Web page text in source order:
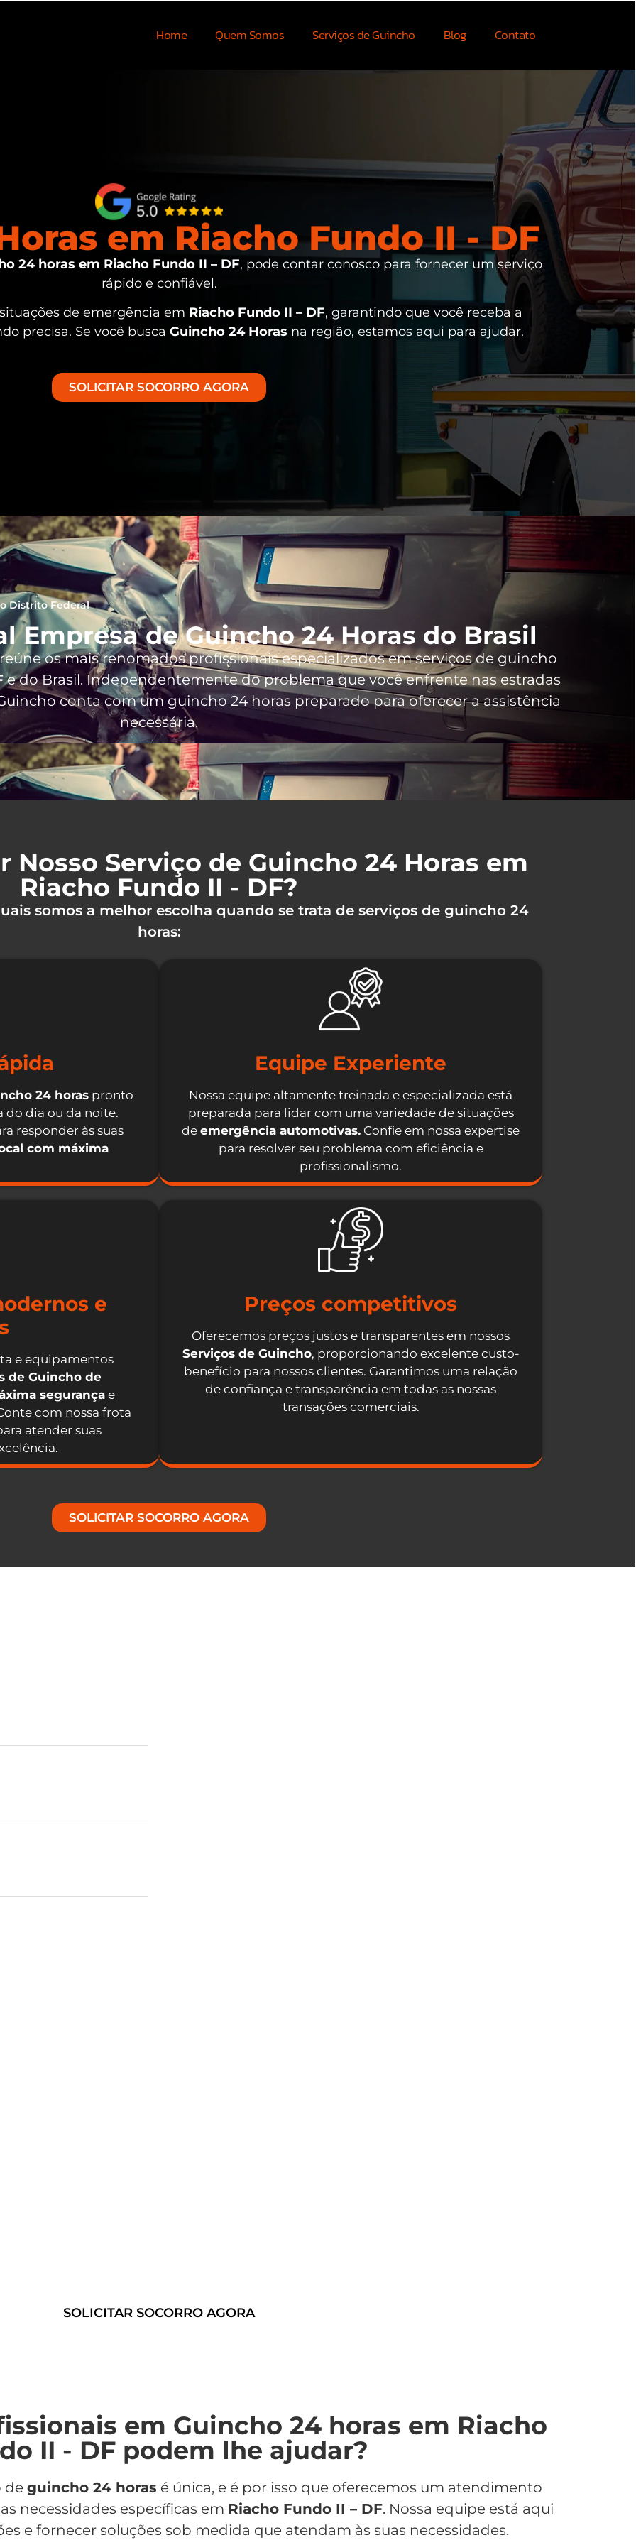
Home Quem Somos Serviços de Guincho Blog Contato
em Riacho Fundo II - DF
24 horas em Riacho Fundo II – DF, pode contar conosco para fornecer um serviço
rápido e confiável.
de emergência em Riacho Fundo II – DF, garantindo que você receba a
precisa. Se você busca Guincho 24 Horas na região, estamos aqui para ajudar.
SOLICITAR SOCORRO AGORA
Distrito Federal
Empresa de Guincho 24 Horas do Brasil
os mais renomados profissionais especializados em serviços de guincho
e do Brasil. Independentemente do problema que você enfrente nas estradas
conta com um guincho 24 horas preparado para oferecer a assistência
necessária.
Nosso Serviço de Guincho 24 Horas em
Riacho Fundo II - DF?
somos a melhor escolha quando se trata de serviços de guincho 24
horas:
24 horaspronto
do dia ou da noite.
responder às suas
com máxima
Equipe Experiente
Nossa equipe altamente treinada e especializada está
preparada para lidar com uma variedade de situações
de emergência automotivas. Confie em nossa expertise
para resolver seu problema com eficiência e
profissionalismo.
e
e equipamentos
de Guincho de
segurançae
com nossa frota
atender suas
Preços competitivos
Oferecemos preços justos e transparentes em nossos
Serviços de Guincho, proporcionando excelente custo-
benefício para nossos clientes. Garantimos uma relação
de confiança e transparência em todas as nossas
transações comerciais.
SOLICITAR SOCORRO AGORA
SOLICITAR SOCORRO AGORA
em Guincho 24 horas em Riacho
II - DF podem lhe ajudar?
de guincho 24 horas é única, e é por isso que oferecemos um atendimento
necessidades específicas em Riacho Fundo II – DF. Nossa equipe está aqui
e fornecer soluções sob medida que atendam às suas necessidades.